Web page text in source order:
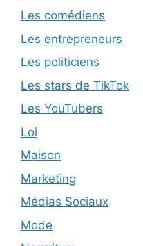
Les comédiens
Les entrepreneurs
Les politiciens
Les stars de TikTok
Les YouTubers
Loi
Maison
Marketing
Médias Sociaux
Mode